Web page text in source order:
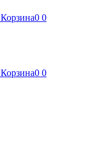
Корзина0 0
Корзина0 0